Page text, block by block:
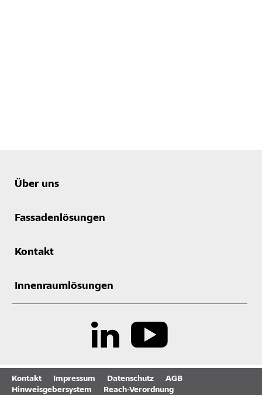
Über uns
Fassadenlösungen
Kontakt
Innenraumlösungen
Kontakt Impressum Datenschutz
AGB
Hinweisgebersystem
Reach-Verordnung